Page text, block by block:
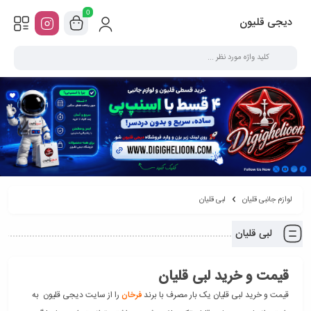
دیجی قلیون
0
لوازم جانبی قلیان لبی قلیان
لبی قلیان
قیمت و خرید لبی قلیان
قیمت و خرید لبی قلیان یک بار مصرف با برند فرخان را از سایت دیجی قلیون به